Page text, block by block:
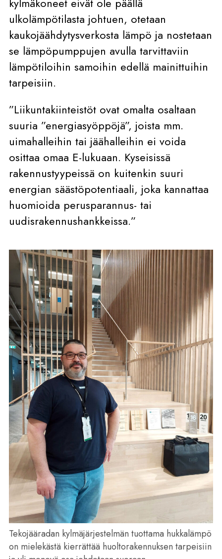
ulkolämpötilasta johtuen, otetaan
kaukojäähdytysverkosta lämpö ja nostetaan
se lämpöpumppujen avulla tarvittaviin
lämpötiloihin samoihin edellä mainittuihin
tarpeisiin.
”Liikuntakiinteistöt ovat omalta osaltaan
suuria ”energiasyöppöjä”, joista mm.
uimahalleihin tai jäähalleihin ei voida
osittaa omaa E-lukuaan. Kyseisissä
rakennustyypeissä on kuitenkin suuri
energian säästöpotentiaali, joka kannattaa
huomioida perusparannus- tai
uudisrakennushankkeissa.”
Tekojääradan kylmäjärjestelmän tuottama hukkalämpö
on mielekästä kierrättää huoltorakennuksen tarpeisiin